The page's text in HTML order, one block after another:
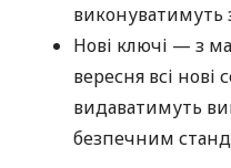
виконуватимуть
Нові ключі — з
вересня всі нові
видаватимуть
безпечним